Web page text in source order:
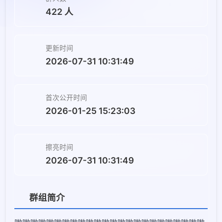
422 人
更新时间
2026-07-31 10:31:49
首次公开时间
2026-01-25 15:23:03
擦亮时间
2026-07-31 10:31:49
群组简介